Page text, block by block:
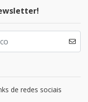
de redes sociais